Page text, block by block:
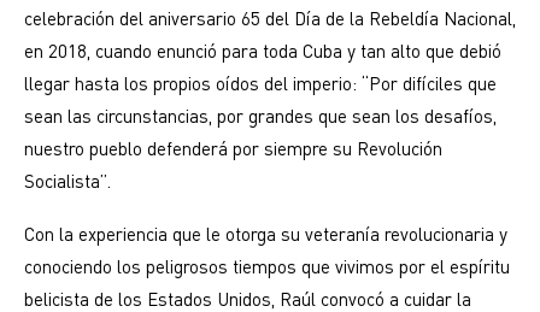
celebración del aniversario 65 del Día de la Rebeldía Nacional,
en 2018, cuando enunció para toda Cuba y tan alto que debió
llegar hasta los propios oídos del imperio: “Por difíciles que
sean las circunstancias, por grandes que sean los desafíos,
nuestro pueblo defenderá por siempre su Revolución
Socialista”.
Con la experiencia que le otorga su veteranía revolucionaria y
conociendo los peligrosos tiempos que vivimos por el espíritu
belicista de los Estados Unidos, Raúl convocó a cuidar la